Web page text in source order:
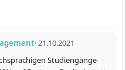
Spezialisierungen
dual,
· 21.10.2021
Studiengänge
Details